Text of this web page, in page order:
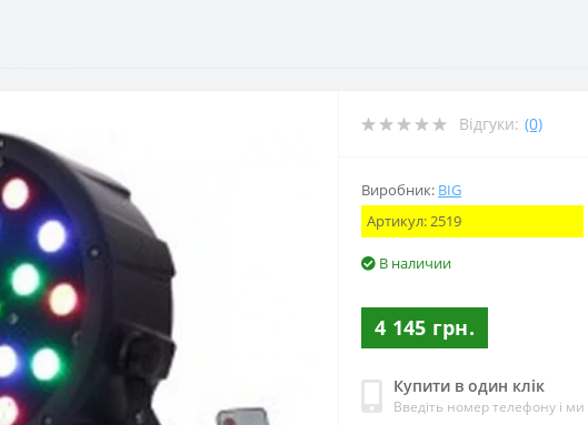
Відгуки: (0)
Виробник: BIG
Артикул:2519
В наличии
4 145 грн.
Купити в один клік
Введіть номер телефону і